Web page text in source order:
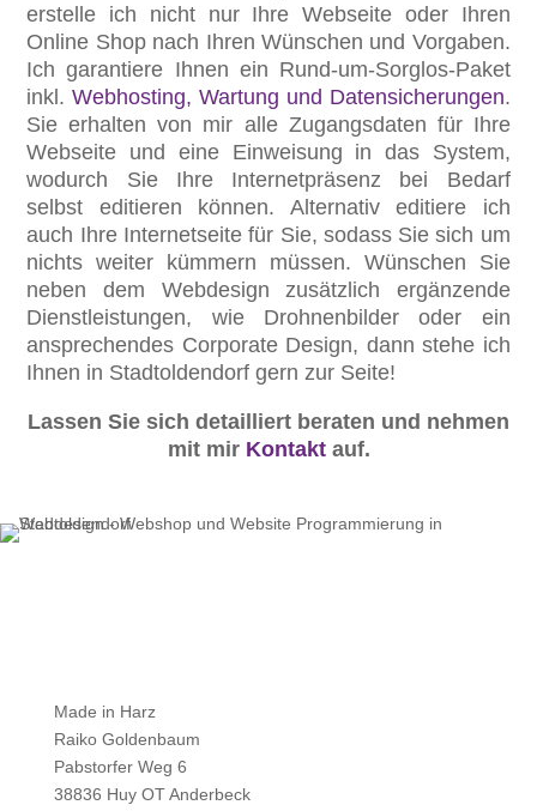
erstelle ich nicht nur Ihre Webseite oder Ihren
Online Shop nach Ihren Wünschen und Vorgaben.
Ich garantiere Ihnen ein Rund-um-Sorglos-Paket
inkl.Webhosting, Wartung und Datensicherungen.
Sie erhalten von mir alle Zugangsdaten für Ihre
Webseite und eine Einweisung in das System,
wodurch Sie Ihre Internetpräsenz bei Bedarf
selbst editieren können. Alternativ editiere ich
auch Ihre Internetseite für Sie, sodass Sie sich um
nichts weiter kümmern müssen. Wünschen Sie
neben dem Webdesign zusätzlich ergänzende
Dienstleistungen, wie Drohnenbilder oder ein
ansprechendes Corporate Design, dann stehe ich
Ihnen in Stadtoldendorf gern zur Seite!
Lassen Sie sich detailliert beraten und nehmen
mit mir Kontaktauf.
Made in Harz
Raiko Goldenbaum
Pabstorfer Weg 6
38836 Huy OT Anderbeck